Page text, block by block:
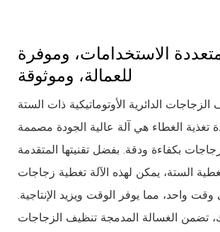
الاستخدامات، وموفرة
للعمالة، وموثوقة
الزجاجات الدائرية الأوتوماتيكية ذات الستة
الغطاء هي آلة عالية الجودة مصممة
بكفاءة ودقة. بفضل تقنيتها المتقدمة
الستة، يمكن لهذه الآلة تغطية زجاجات
واحد، مما يوفر الوقت ويزيد الإنتاجية.
تضمن الغسالة المدمجة تنظيف الزجاجات